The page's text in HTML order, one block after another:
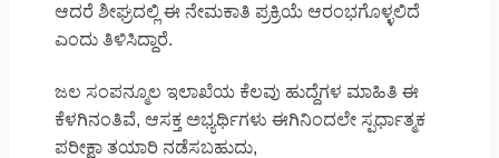
ಆದರೆ ಶೀಘ್ರದಲ್ಲಿ ಈ ನೇಮಕಾತಿ ಪ್ರಕ್ರಿಯೆ ಆರಂಭಗೊಳ್ಳಲಿದೆ
ಎಂದು ತಿಳಿಸಿದ್ದಾರೆ.
ಜಲ ಸಂಪನ್ಮೂಲ ಇಲಾಖೆಯ ಕೆಲವು ಹುದ್ದೆಗಳ ಮಾಹಿತಿ ಈ
ಕೆಳಗಿನಂತಿವೆ, ಆಸಕ್ತ ಅಭ್ಯರ್ಥಿಗಳು ಈಗಿನಿಂದಲೇ ಸ್ಪರ್ಧಾತ್ಮಕ
ಪರೀಕ್ಷಾ ತಯಾರಿ ನಡೆಸಬಹುದು,